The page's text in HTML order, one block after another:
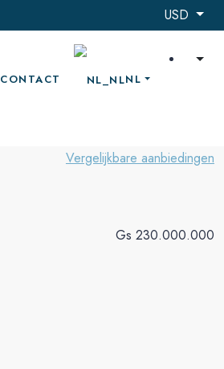
USD
CONTACT NL
Vergelijkbare aanbiedingen
Gs 230.000.000